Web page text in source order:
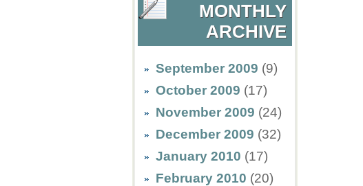
MONTHLY
ARCHIVE
September 2009 (9)
October 2009 (17)
November 2009 (24)
December 2009 (32)
January 2010 (17)
February 2010 (20)